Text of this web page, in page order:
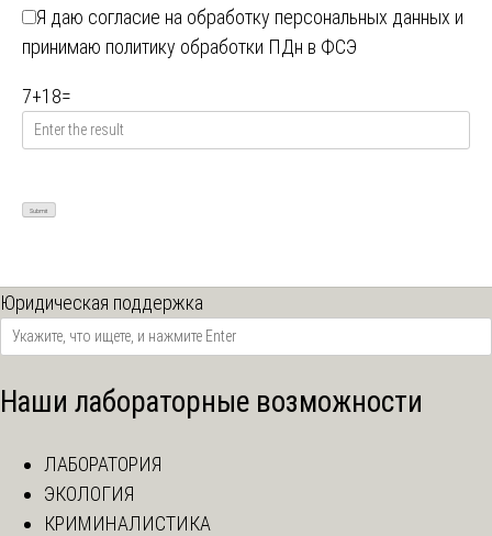
Я даю согласие на обработку персональных данных и
принимаю политику обработки ПДн в ФСЭ
7+18=
Юридическая поддержка
Наши лабораторные возможности
ЛАБОРАТОРИЯ
ЭКОЛОГИЯ
КРИМИНАЛИСТИКА